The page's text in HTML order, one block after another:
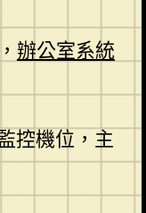
辦公室系統
控機位，主